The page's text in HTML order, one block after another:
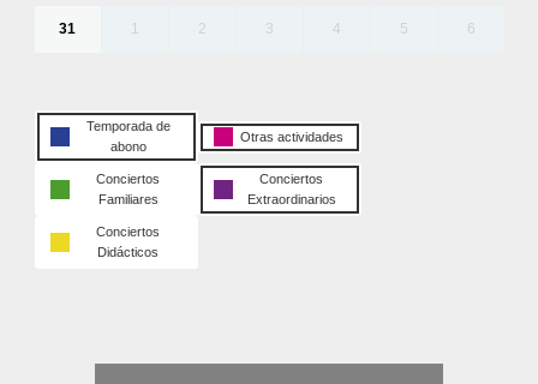
31 1 2 3 4 5 6
Temporada de
abono
Otras actividades
Conciertos
Familiares
Conciertos
Extraordinarios
Conciertos
Didácticos